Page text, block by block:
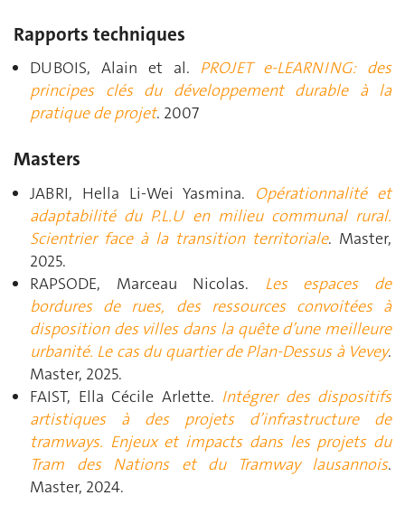
Rapports techniques
DUBOIS, Alain et al. PROJET e-LEARNING: des
principes clés du développement durable à la
pratique de projet. 2007
Masters
JABRI, Hella Li-Wei Yasmina. Opérationnalité et
adaptabilité du P.L.U en milieu communal rural.
Scientrier face à la transition territoriale. Master,
2025.
RAPSODE, Marceau Nicolas. Les espaces de
bordures de rues, des ressources convoitées à
disposition des villes dans la quête d’une meilleure
urbanité. Le cas du quartier de Plan-Dessus à Vevey.
Master, 2025.
FAIST, Ella Cécile Arlette. Intégrer des dispositifs
artistiques à des projets d’infrastructure de
tramways. Enjeux et impacts dans les projets du
Tram des Nations et du Tramway lausannois.
Master, 2024.